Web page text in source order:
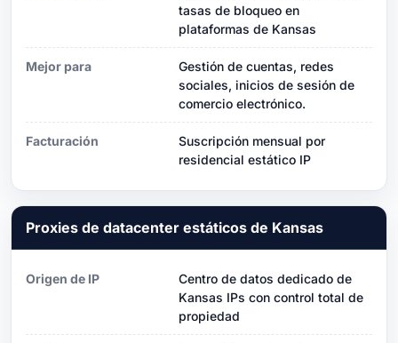
tasas de bloqueo en
plataformas de Kansas
Mejor para
Gestión de cuentas, redes
sociales, inicios de sesión de
comercio electrónico.
Facturación
Suscripción mensual por
residencial estático IP
Proxies de datacenter estáticos de Kansas
Origen de IP
Centro de datos dedicado de
Kansas IPs con control total de
propiedad